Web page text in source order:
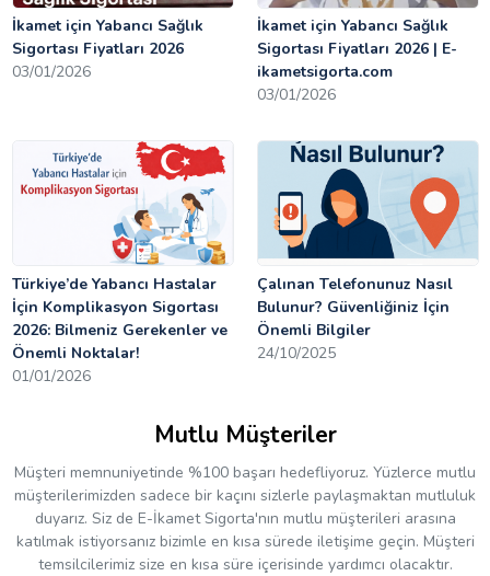
İkamet için Yabancı Sağlık
Sigortası Fiyatları 2026
03/01/2026
İkamet için Yabancı Sağlık
Sigortası Fiyatları 2026 | E-
ikametsigorta.com
03/01/2026
Türkiye’de Yabancı Hastalar
İçin Komplikasyon Sigortası
2026: Bilmeniz Gerekenler ve
Önemli Noktalar!
01/01/2026
Çalınan Telefonunuz Nasıl
Bulunur? Güvenliğiniz İçin
Önemli Bilgiler
24/10/2025
Mutlu Müşteriler
Müşteri memnuniyetinde %100 başarı hedefliyoruz. Yüzlerce mutlu
müşterilerimizden sadece bir kaçını sizlerle paylaşmaktan mutluluk
duyarız. Siz de E-İkamet Sigorta'nın mutlu müşterileri arasına
katılmak istiyorsanız bizimle en kısa sürede iletişime geçin. Müşteri
temsilcilerimiz size en kısa süre içerisinde yardımcı olacaktır.